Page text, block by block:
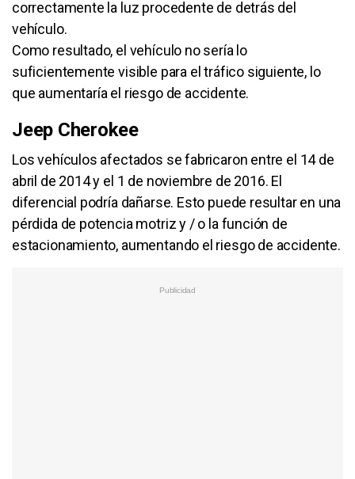
correctamente la luz procedente de detrás del
vehículo.
Como resultado, el vehículo no sería lo
suficientemente visible para el tráfico siguiente, lo
que aumentaría el riesgo de accidente.
Jeep Cherokee
Los vehículos afectados se fabricaron entre el 14 de
abril de 2014 y el 1 de noviembre de 2016. El
diferencial podría dañarse. Esto puede resultar en una
pérdida de potencia motriz y / o la función de
estacionamiento, aumentando el riesgo de accidente.